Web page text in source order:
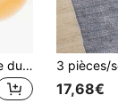
1 pièce Oreiller de massage du visage en silicone doux, coussin de relaxation du visage en couverture douce beige pour le salon de spa, appui-tête de relaxation du visage en silicone pour le salon, oreiller de visage en silicone pour le , convient pour le bureau, l'école, la chaise de la maison, confortable, élastique, soutien scientifique pour les cuisses et les fesses, confort toute la journée, cadeau parfait
17,68€